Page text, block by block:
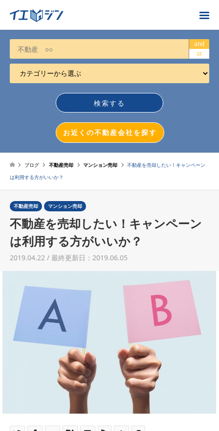
お近くの不動産会社を探す
カテゴリーから選ぶ
不動産売却
不動産投資
マンション売却
土地売却
税金について
運営会社
運営会社
利用規約について
掲載受付窓口はこちら
and
or
お近くの不動産会社を探す
ブログ 不動産売却 マンション売却
不動産を売却したい！キャンペーン
は利用する方がいいか？
不動産売却 マンション売却
不動産を売却したい！キャンペーン
は利用する方がいいか？
2019.04.22 / 最終更新日：2019.06.05